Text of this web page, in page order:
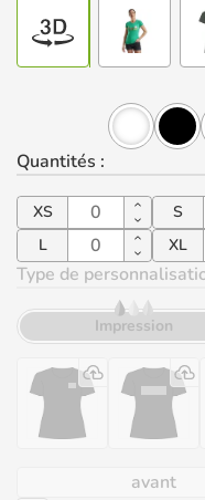
Quantités :
XS S
L
XL
Type de
Impression
avant